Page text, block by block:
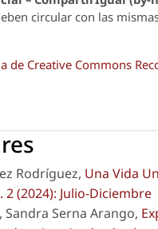
circular con las
de Creative Commons
Rodríguez, Una Vida
(2024): Julio-Diciembre
Serna Arango,